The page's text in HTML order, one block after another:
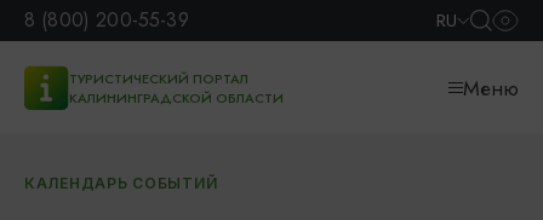
8 (800) 200-55-39 RU
ТУРИСТИЧЕСКИЙ ПОРТАЛ
КАЛИНИНГРАДСКОЙ ОБЛАСТИ
Меню
КАЛЕНДАРЬ СОБЫТИЙ